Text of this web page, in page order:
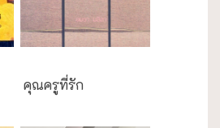
คุณครูที่รัก